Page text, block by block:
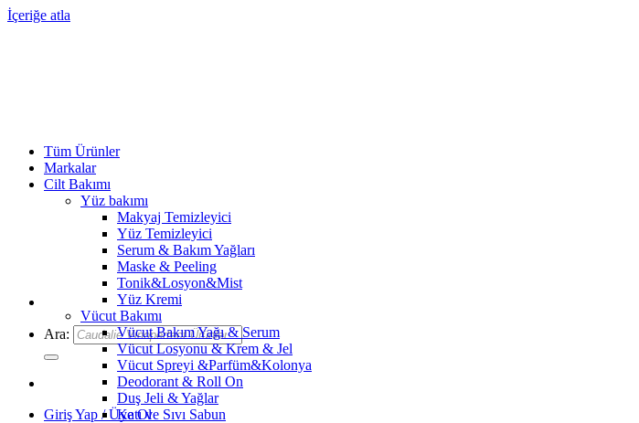
İçeriğe atla
Ara:
Giriş Yap / Üye Ol
Tüm Ürünler
Markalar
Cilt Bakımı
Yüz bakımı
Makyaj Temizleyici
Yüz Temizleyici
Serum & Bakım Yağları
Maske & Peeling
Tonik&Losyon&Mist
Yüz Kremi
Vücut Bakımı
Vücut Bakım Yağı & Serum
Vücut Losyonu & Krem & Jel
Vücut Spreyi &Parfüm&Kolonya
Deodorant & Roll On
Duş Jeli & Yağlar
Katı ve Sıvı Sabun